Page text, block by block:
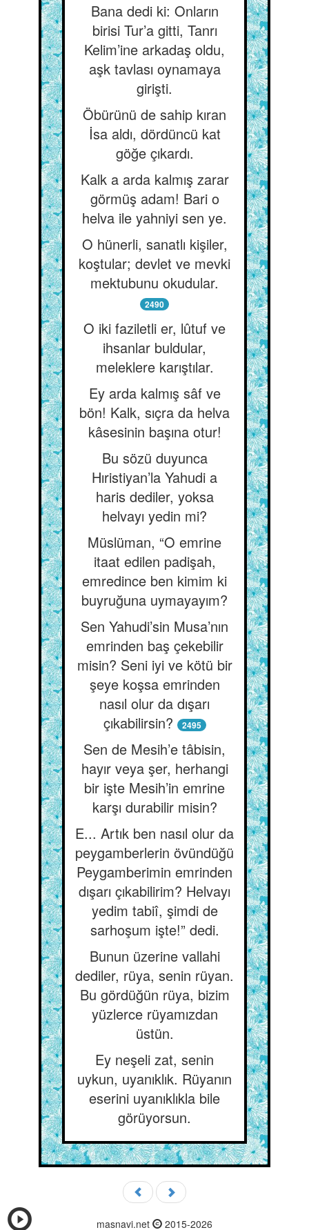
Bana dedi ki: Onların
birisi Tur’a gitti, Tanrı
Kelim’ine arkadaş oldu,
aşk tavlası oynamaya
girişti.
Öbürünü de sahip kıran
İsa aldı, dördüncü kat
göğe çıkardı.
Kalk a arda kalmış zarar
görmüş adam! Bari o
helva ile yahniyi sen ye.
O hünerli, sanatlı kişiler,
koştular; devlet ve mevki
mektubunu okudular.
2490
O iki faziletli er, lûtuf ve
ihsanlar buldular,
meleklere karıştılar.
Ey arda kalmış sâf ve
bön! Kalk, sıçra da helva
kâsesinin başına otur!
Bu sözü duyunca
Hıristiyan’la Yahudi a
haris dediler, yoksa
helvayı yedin mi?
Müslüman, “O emrine
itaat edilen padişah,
emredince ben kimim ki
buyruğuna uymayayım?
Sen Yahudi’sin Musa’nın
emrinden baş çekebilir
misin? Seni iyi ve kötü bir
şeye koşsa emrinden
nasıl olur da dışarı
çıkabilirsin?
2495
Sen de Mesih’e tâbisin,
hayır veya şer, herhangi
bir işte Mesih’in emrine
karşı durabilir misin?
E... Artık ben nasıl olur da
peygamberlerin övündüğü
Peygamberimin emrinden
dışarı çıkabilirim? Helvayı
yedim tabiî, şimdi de
sarhoşum işte!” dedi.
Bunun üzerine vallahi
dediler, rüya, senin rüyan.
Bu gördüğün rüya, bizim
yüzlerce rüyamızdan
üstün.
Ey neşeli zat, senin
uykun, uyanıklık. Rüyanın
eserini uyanıklıkla bile
görüyorsun.
masnavi.net 2015-2026